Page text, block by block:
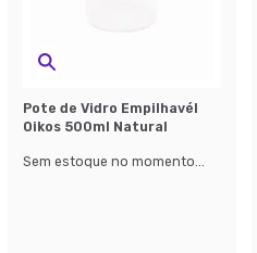
Pote de Vidro Empilhavél
Oikos 500ml Natural
Sem estoque no momento...